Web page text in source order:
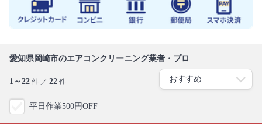
愛知県岡崎市のエアコンクリーニング業者・プロ
1～22 件 ／ 22 件
平日作業500円OFF